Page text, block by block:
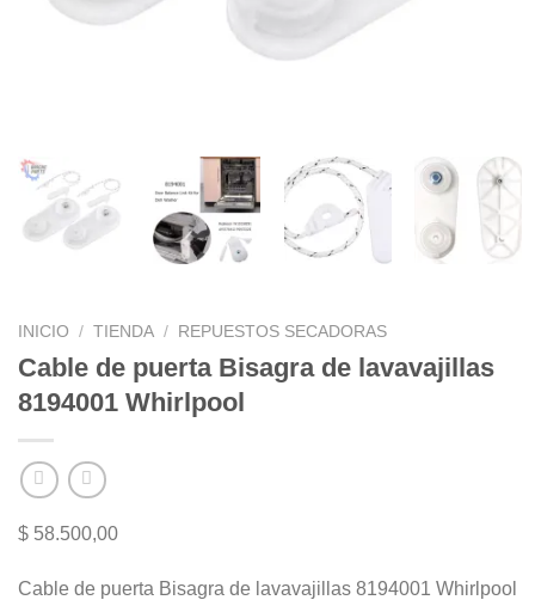
INICIO / TIENDA / REPUESTOS SECADORAS
Cable de puerta Bisagra de lavavajillas
8194001 Whirlpool
$ 58.500,00
Cable de puerta Bisagra de lavavajillas 8194001 Whirlpool